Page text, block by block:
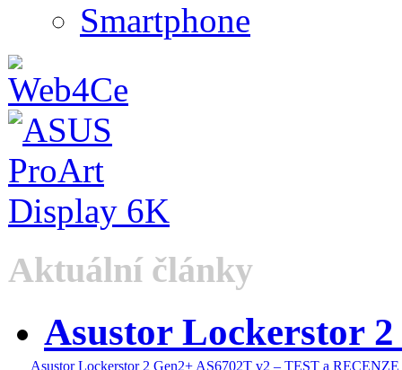
Smartphone
Aktuální články
Asustor Lockerstor
Asustor Lockerstor 2 Gen2+ AS6702T v2 – TEST a RECENZE